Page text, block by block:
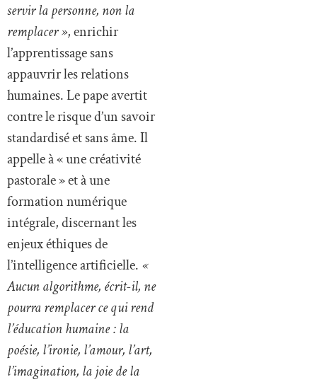
servir la personne, non la
remplacer », enrichir
l’apprentissage sans
appauvrir les relations
humaines. Le pape avertit
contre le risque d’un savoir
standardisé et sans âme. Il
appelle à « une créativité
pastorale » et à une
formation numérique
intégrale, discernant les
enjeux éthiques de
l’intelligence artificielle. «
Aucun algorithme, écrit-il, ne
pourra remplacer ce qui rend
l’éducation humaine : la
poésie, l’ironie, l’amour, l’art,
l’imagination, la joie de la